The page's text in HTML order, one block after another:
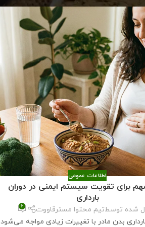
اطلاعات عمومی
برای تقویت سیستم ایمنی در دوران
بارداری
شده توسطتیم محتوا مسترقاووت 6
بدن مادر با تغییرات زیادی مواجه می‌شود